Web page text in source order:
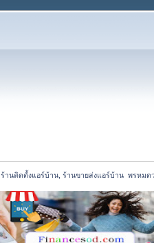
ร้านติดตั้งแอร์บ้าน, ร้านขายส่งแอร์บ้าน  พรหมด